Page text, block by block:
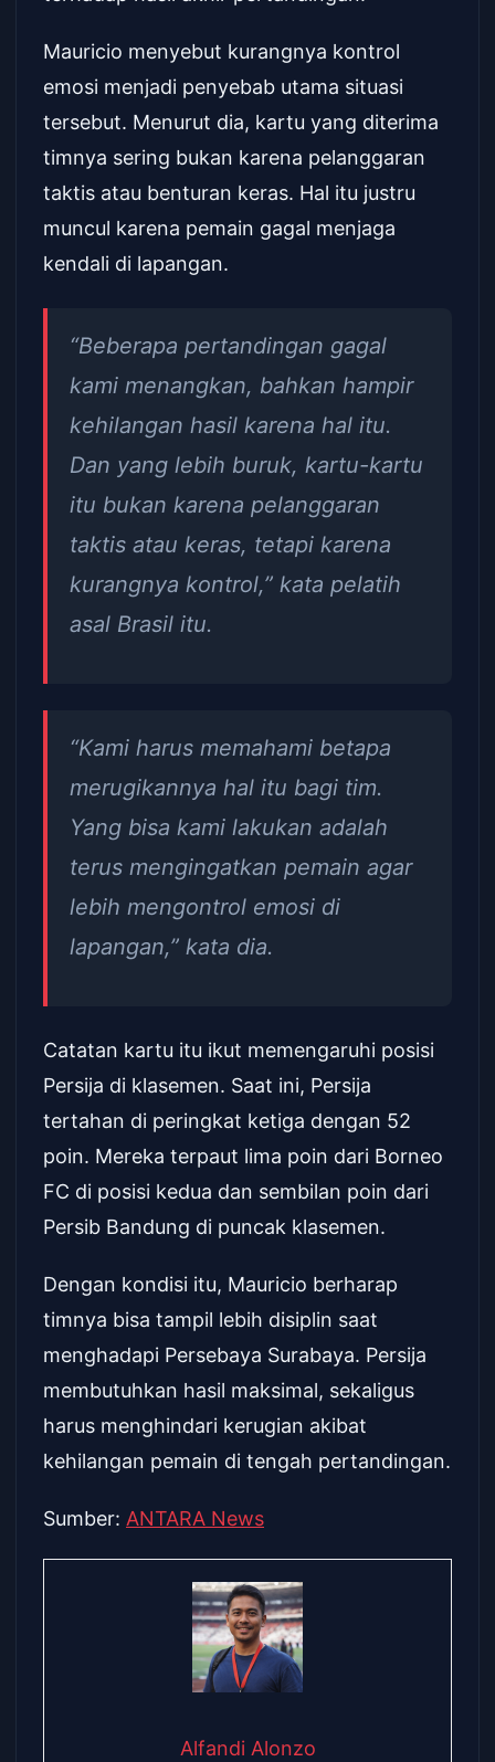
Mauricio menyebut kurangnya kontrol
emosi menjadi penyebab utama situasi
tersebut. Menurut dia, kartu yang diterima
timnya sering bukan karena pelanggaran
taktis atau benturan keras. Hal itu justru
muncul karena pemain gagal menjaga
kendali di lapangan.
“Beberapa pertandingan gagal
kami menangkan, bahkan hampir
kehilangan hasil karena hal itu.
Dan yang lebih buruk, kartu-kartu
itu bukan karena pelanggaran
taktis atau keras, tetapi karena
kurangnya kontrol,” kata pelatih
asal Brasil itu.
“Kami harus memahami betapa
merugikannya hal itu bagi tim.
Yang bisa kami lakukan adalah
terus mengingatkan pemain agar
lebih mengontrol emosi di
lapangan,” kata dia.
Catatan kartu itu ikut memengaruhi posisi
Persija di klasemen. Saat ini, Persija
tertahan di peringkat ketiga dengan 52
poin. Mereka terpaut lima poin dari Borneo
FC di posisi kedua dan sembilan poin dari
Persib Bandung di puncak klasemen.
Dengan kondisi itu, Mauricio berharap
timnya bisa tampil lebih disiplin saat
menghadapi Persebaya Surabaya. Persija
membutuhkan hasil maksimal, sekaligus
harus menghindari kerugian akibat
kehilangan pemain di tengah pertandingan.
Sumber: ANTARA News
Alfandi Alonzo